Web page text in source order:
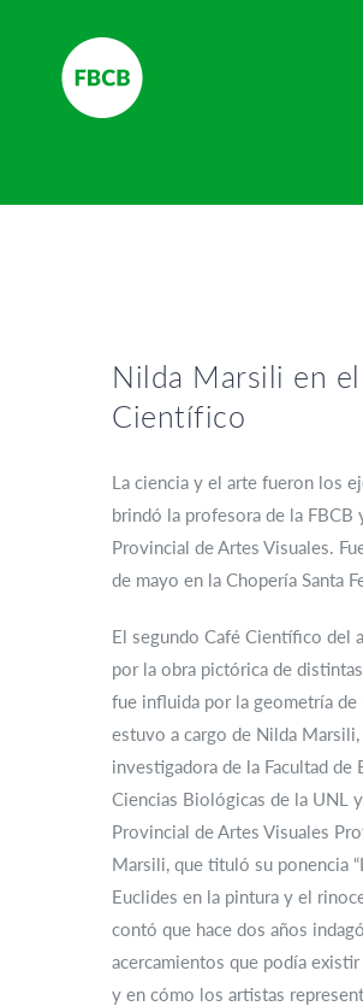
Nilda Marsili en
Científico
La ciencia y el arte fueron los
brindó la profesora de la FBCB
Provincial de Artes Visuales.
de mayo en la Chopería Santa
El segundo Café Científico del
por la obra pictórica de
fue influida por la geometría de
estuvo a cargo de Nilda
investigadora de la Facultad de
Ciencias Biológicas de la UNL
Provincial de Artes Visuales
Marsili, que tituló su ponencia
Euclides en la pintura y el
contó que hace dos años
acercamientos que podía
y en cómo los artistas